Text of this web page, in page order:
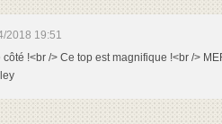
2018 19:51
côté !<br /> Ce top est magnifique !<br />